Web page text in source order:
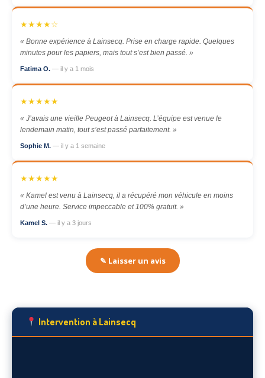
★★★★☆
« Bonne expérience à Lainsecq. Prise en charge rapide. Quelques
minutes pour les papiers, mais tout s’est bien passé. »
Fatima O. — il y a 1 mois
★★★★★
« J’avais une vieille Peugeot à Lainsecq. L’équipe est venue le
lendemain matin, tout s’est passé parfaitement. »
Sophie M. — il y a 1 semaine
★★★★★
« Kamel est venu à Lainsecq, il a récupéré mon véhicule en moins
d’une heure. Service impeccable et 100% gratuit. »
Kamel S. — il y a 3 jours
✎ Laisser un avis
Intervention à Lainsecq